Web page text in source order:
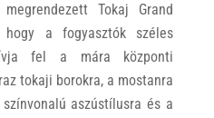
Tokaj Grand
hogy a fogyasztók széles
fel a mára központi
tokaji borokra, a mostanra
aszústílusra és a